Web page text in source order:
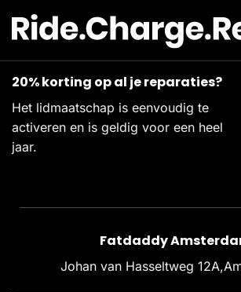
20% korting op al je reparaties?
Het lidmaatschap is eenvoudig te
activeren en is geldig voor een heel
jaar.
Fatdaddy
Johan van Hasseltweg